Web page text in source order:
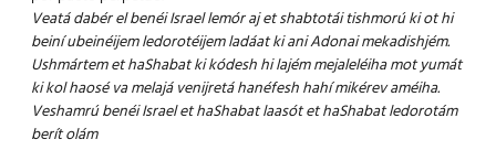
Veatá dabér el benéi Israel lemór aj et shabtotái tishmorú ki ot hi
beiní ubeinéijem ledorotéijem ladáat ki ani Adonai mekadishjém.
Ushmártem et haShabat ki kódesh hi lajém mejaleléiha mot yumát
ki kol haosé va melajá venijretá hanéfesh hahí mikérev améiha.
Veshamrú benéi Israel et haShabat laasót et haShabat ledorotám
berít olám